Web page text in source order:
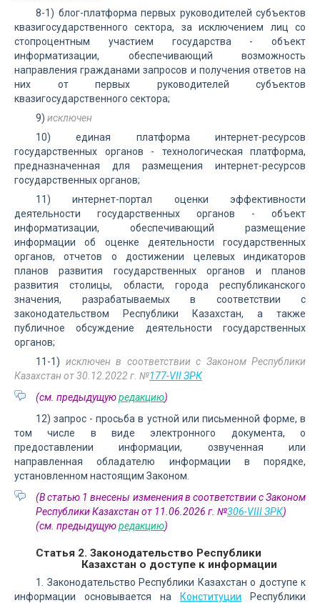
8-1) блог-платформа первых руководителей субъектов
квазигосударственного сектора, за исключением лиц со
стопроцентным участием государства - объект
информатизации, обеспечивающий возможность
направления гражданами запросов и получения ответов на
них от первых руководителей субъектов
квазигосударственного сектора;
9) исключен
10) единая платформа интернет-ресурсов
государственных органов - технологическая платформа,
предназначенная для размещения интернет-ресурсов
государственных органов;
11) интернет-портал оценки эффективности
деятельности государственных органов - объект
информатизации, обеспечивающий размещение
информации об оценке деятельности государственных
органов, отчетов о достижении целевых индикаторов
планов развития государственных органов и планов
развития столицы, области, города республиканского
значения, разрабатываемых в соответствии с
законодательством Республики Казахстан, а также
публичное обсуждение деятельности государственных
органов;
11-1) исключен в соответствии с Законом Республики
Казахстан от 30.12.2022 г. №177-VII ЗРК
(см. предыдущуюредакцию)
12) запрос - просьба в устной или письменной форме, в
том числе в виде электронного документа, о
предоставлении информации, озвученная или
направленная обладателю информации в порядке,
установленном настоящим Законом.
(В статью 1 внесены изменения в соответствии с Законом
Республики Казахстан от 11.06.2026 г. №306-VIII ЗРК)
(см. предыдущуюредакцию)
Статья 2. Законодательство Республики
Казахстан о доступе к информации
1. Законодательство Республики Казахстан о доступе к
информации основывается на
Конституции Республики